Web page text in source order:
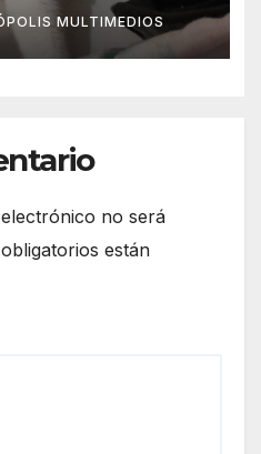
MULTIMEDIOS
no será
están